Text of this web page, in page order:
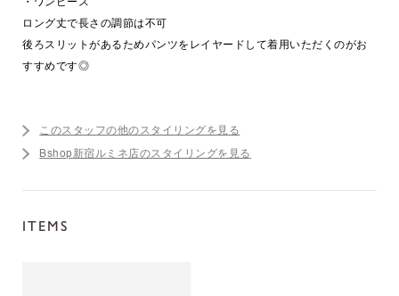
ロング丈で長さの調節は不可
後ろスリットがあるためパンツをレイヤードして着用いただくのがお
すすめです◎
このスタッフの他のスタイリングを見る
Bshop新宿ルミネ店のスタイリングを見る
ITEMS